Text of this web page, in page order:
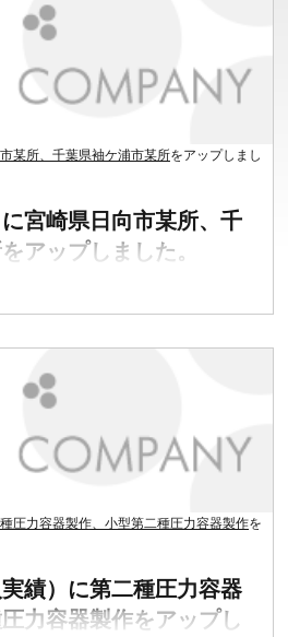
某所、千葉県袖ケ浦市某所をアップしまし
宮崎県日向市某所、千
をアップしました。
圧力容器製作、小型第二種圧力容器製作を
績）に第二種圧力容器
力容器製作をアップし